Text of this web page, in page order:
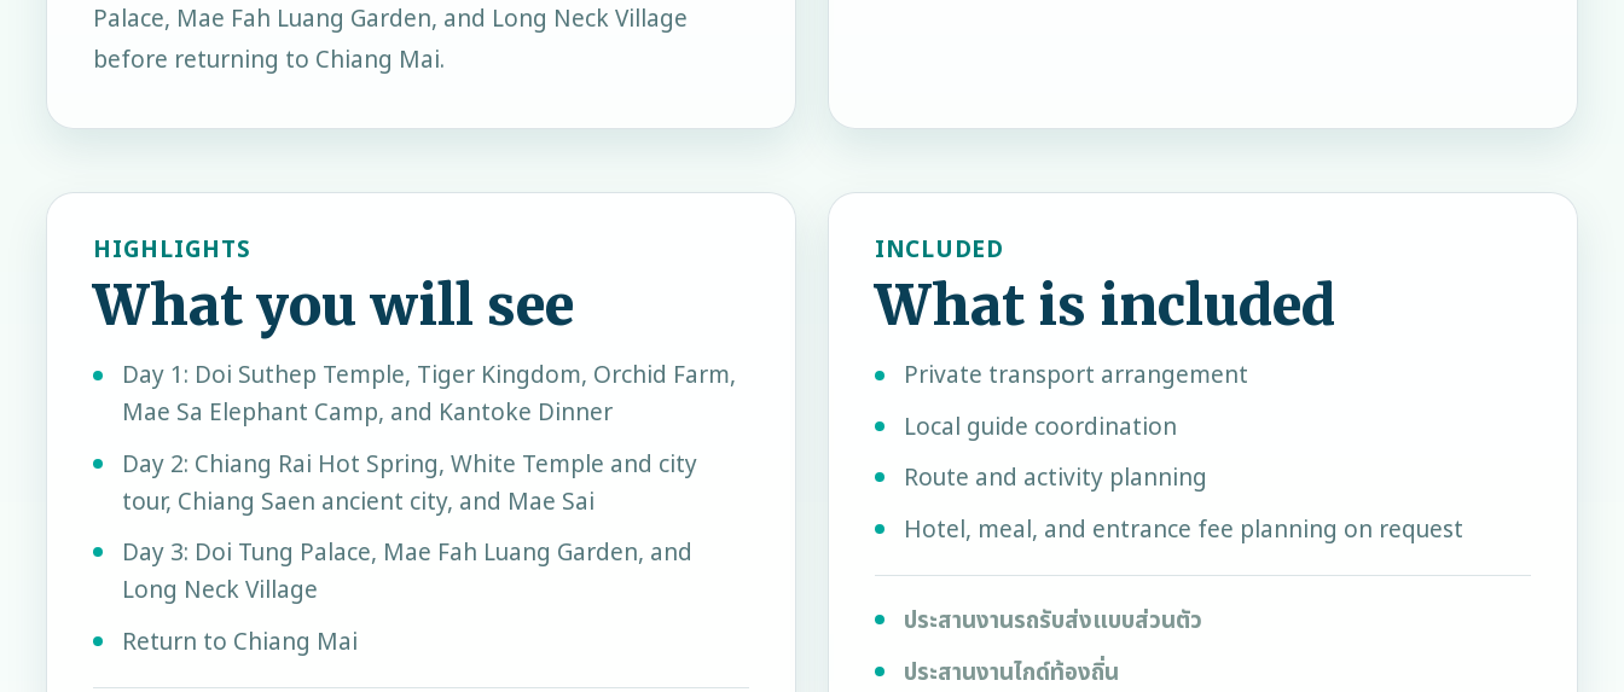
Palace, Mae Fah Luang Garden, and Long Neck Village
before returning to Chiang Mai.
HIGHLIGHTS
What you will see
Day 1: Doi Suthep Temple, Tiger Kingdom, Orchid Farm,
Mae Sa Elephant Camp, and Kantoke Dinner
Day 2: Chiang Rai Hot Spring, White Temple and city
tour, Chiang Saen ancient city, and Mae Sai
Day 3: Doi Tung Palace, Mae Fah Luang Garden, and
Long Neck Village
Return to Chiang Mai
INCLUDED
What is included
Private transport arrangement
Local guide coordination
Route and activity planning
Hotel, meal, and entrance fee planning on request
ประสานงานรถรับส่งแบบส่วนตัว
ประสานงานไกด์ท้องถิ่น